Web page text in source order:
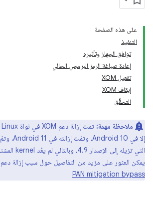
على هذه الصفحة
التنفيذ
توافق الجهاز وتأثيره
إعادة صياغة الرمز البرمجي الحالي
تفعيل XOM
إيقاف XOM
التحقُّق
ملاحظة مهمة:
يمكن العثور على مزيد من التفاصيل حول سبب إزالة دعم XOM في المصدر على
PAN mitigation bypass